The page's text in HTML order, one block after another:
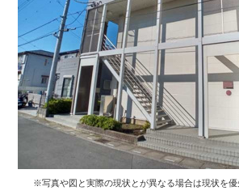
※写真や図と実際の現状とが異なる場合は現状を